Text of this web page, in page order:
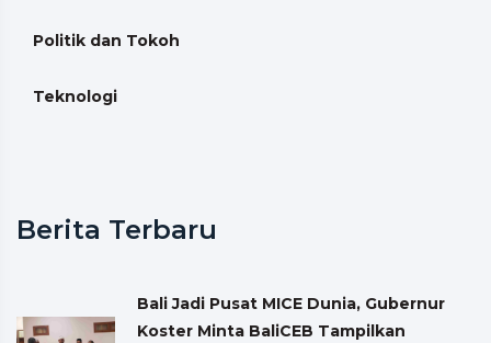
Politik dan Tokoh
Teknologi
Berita Terbaru
Bali Jadi Pusat MICE Dunia, Gubernur
Koster Minta BaliCEB Tampilkan